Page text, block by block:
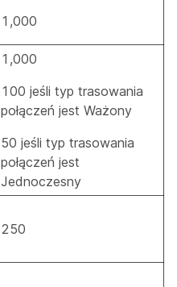
1,000
1,000
100 jeśli typ trasowania
połączeń jest Ważony
50 jeśli typ trasowania
połączeń jest
Jednoczesny
250